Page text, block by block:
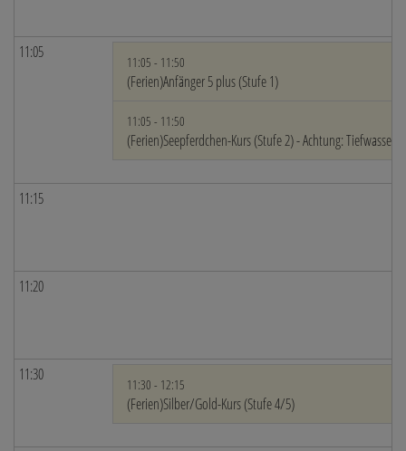
11:05
11:05 - 11:50
(Ferien)Anfänger 5 plus (Stufe 1)
11:05 - 11:50
(Ferien)Seepferdchen-Kurs (Stufe 2) - Achtung: Tiefwasser!
11:15
11:20
11:30
11:30 - 12:15
(Ferien)Silber/Gold-Kurs (Stufe 4/5)